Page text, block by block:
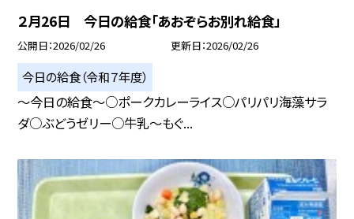
２月26日 今日の給食「あおぞらお別れ給食」
公開日 2026/02/26 更新日 2026/02/26
今日の給食（令和７年度）
～今日の給食～○ポークカレーライス○パリパリ海藻サラ
ダ○ぶどうゼリー○牛乳～もぐ...